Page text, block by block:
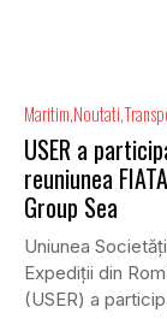
Maritim Noutati
USER a
reuniunea
Group Sea
Uniunea
Expediții din
(USER) a